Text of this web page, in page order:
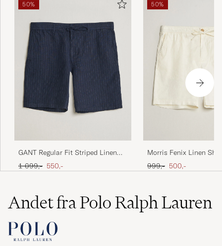
50%
GANT Regular Fit Striped Linen
Drawstring Shorts Evening Blue
Ordinary pris
1 099,- Nedsat pris
550,-
50%
Morris Fenix Linen
White
Ordinary pris
999,- Nedsat pris
500,-
Andet fra Polo Ralph Lauren